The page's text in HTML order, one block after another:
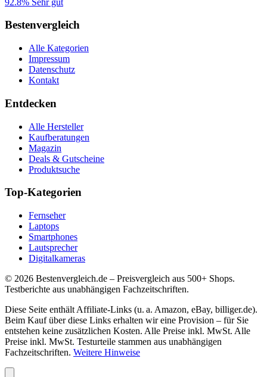
Bestenvergleich
Alle Kategorien
Impressum
Datenschutz
Kontakt
Entdecken
Alle Hersteller
Kaufberatungen
Magazin
Deals & Gutscheine
Produktsuche
Top-Kategorien
Fernseher
Laptops
Smartphones
Lautsprecher
Digitalkameras
© 2026 Bestenvergleich.de – Preisvergleich aus 500+ Shops.
Testberichte aus unabhängigen Fachzeitschriften.
Diese Seite enthält Affiliate-Links (u. a. Amazon, eBay, billiger.de).
Beim Kauf über diese Links erhalten wir eine Provision – für Sie
entstehen keine zusätzlichen Kosten. Alle Preise inkl. MwSt. Alle
Preise inkl. MwSt. Testurteile stammen aus unabhängigen
Fachzeitschriften. Weitere Hinweise